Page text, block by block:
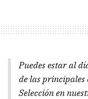
Puedes estar al
de las principales
Selección en